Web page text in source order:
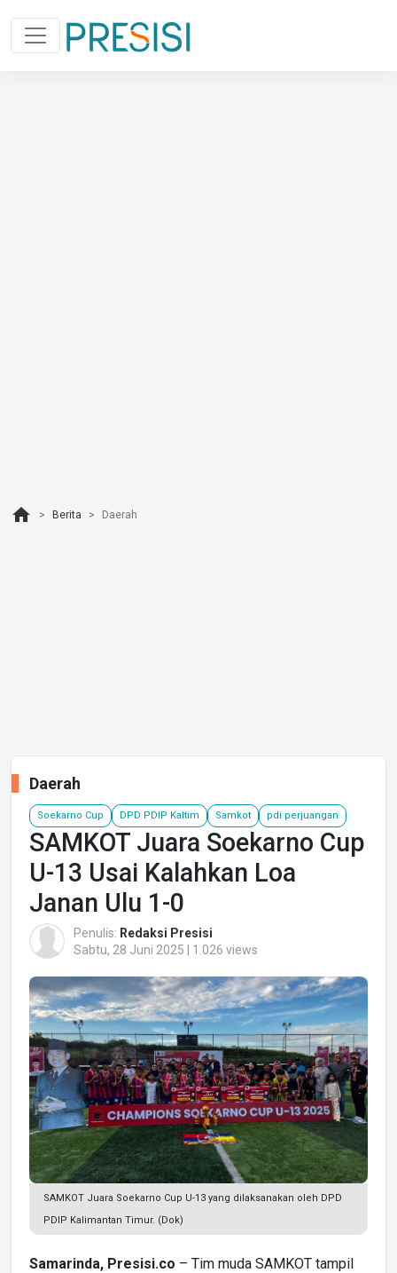
home Berita Daerah
Daerah
Soekarno Cup DPD PDIP Kaltim Samkot pdi perjuangan
SAMKOT Juara Soekarno Cup
U-13 Usai Kalahkan Loa
Janan Ulu 1-0
Penulis: Redaksi Presisi
Sabtu, 28 Juni 2025 | 1.026 views
SAMKOT Juara Soekarno Cup U-13 yang dilaksanakan oleh DPD
PDIP Kalimantan Timur. (Dok)
Samarinda, Presisi.co – Tim muda SAMKOT tampil